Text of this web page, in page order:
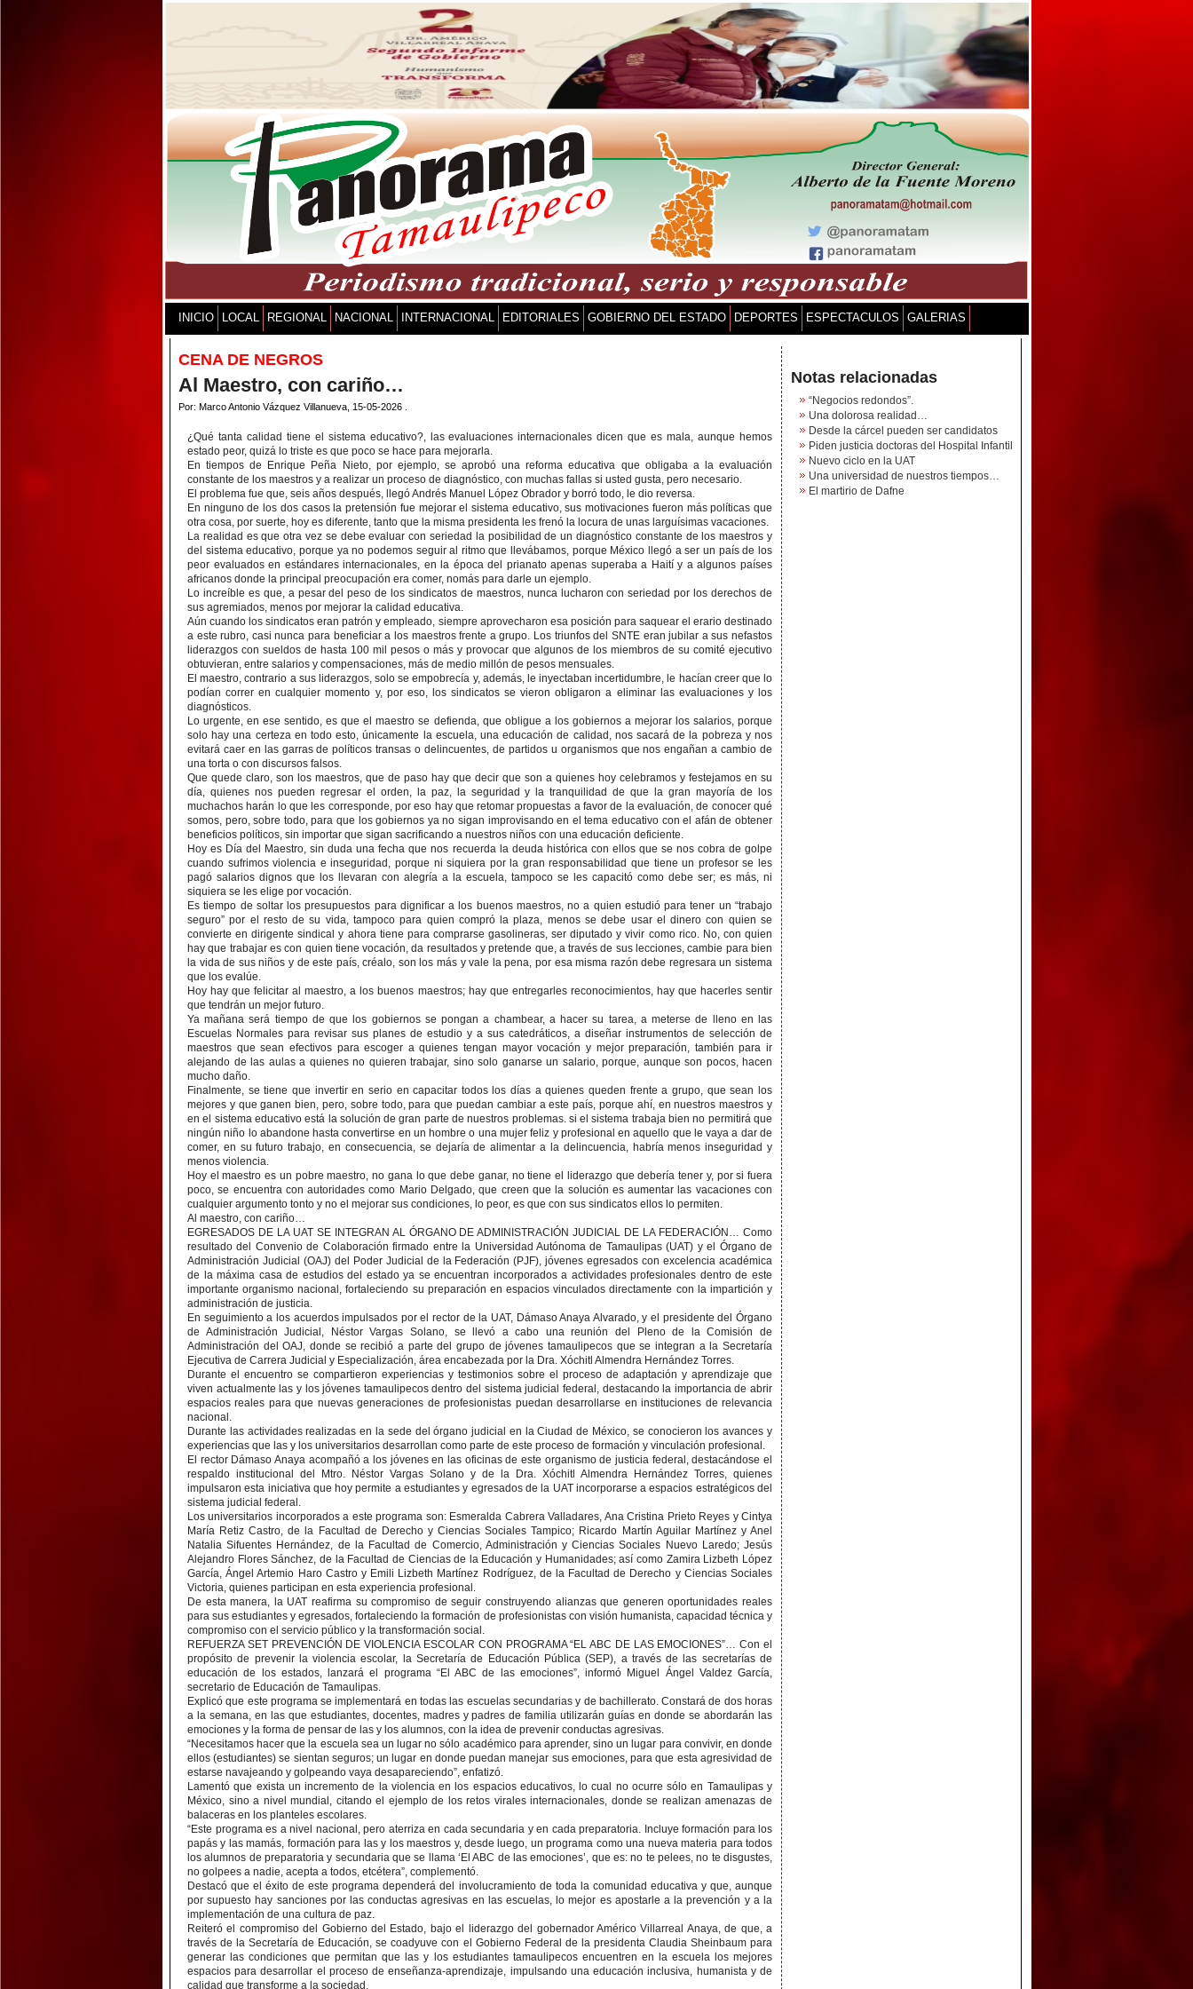
INICIO LOCAL REGIONAL NACIONAL INTERNACIONAL EDITORIALES GOBIERNO DEL ESTADO DEPORTES ESPECTACULOS GALERIAS
CENA DE NEGROS
Al Maestro, con cariño…
Por: Marco Antonio Vázquez Villanueva, 15-05-2026 .
¿Qué tanta calidad tiene el sistema educativo?, las evaluaciones internacionales dicen que es mala, aunque hemos
estado peor, quizá lo triste es que poco se hace para mejorarla.
En tiempos de Enrique Peña Nieto, por ejemplo, se aprobó una reforma educativa que obligaba a la evaluación
constante de los maestros y a realizar un proceso de diagnóstico, con muchas fallas si usted gusta, pero necesario.
El problema fue que, seis años después, llegó Andrés Manuel López Obrador y borró todo, le dio reversa.
En ninguno de los dos casos la pretensión fue mejorar el sistema educativo, sus motivaciones fueron más políticas que
otra cosa, por suerte, hoy es diferente, tanto que la misma presidenta les frenó la locura de unas larguísimas vacaciones.
La realidad es que otra vez se debe evaluar con seriedad la posibilidad de un diagnóstico constante de los maestros y
del sistema educativo, porque ya no podemos seguir al ritmo que llevábamos, porque México llegó a ser un país de los
peor evaluados en estándares internacionales, en la época del prianato apenas superaba a Haití y a algunos países
africanos donde la principal preocupación era comer, nomás para darle un ejemplo.
Lo increíble es que, a pesar del peso de los sindicatos de maestros, nunca lucharon con seriedad por los derechos de
sus agremiados, menos por mejorar la calidad educativa.
Aún cuando los sindicatos eran patrón y empleado, siempre aprovecharon esa posición para saquear el erario destinado
a este rubro, casi nunca para beneficiar a los maestros frente a grupo. Los triunfos del SNTE eran jubilar a sus nefastos
liderazgos con sueldos de hasta 100 mil pesos o más y provocar que algunos de los miembros de su comité ejecutivo
obtuvieran, entre salarios y compensaciones, más de medio millón de pesos mensuales.
El maestro, contrario a sus liderazgos, solo se empobrecía y, además, le inyectaban incertidumbre, le hacían creer que lo
podían correr en cualquier momento y, por eso, los sindicatos se vieron obligaron a eliminar las evaluaciones y los
diagnósticos.
Lo urgente, en ese sentido, es que el maestro se defienda, que obligue a los gobiernos a mejorar los salarios, porque
solo hay una certeza en todo esto, únicamente la escuela, una educación de calidad, nos sacará de la pobreza y nos
evitará caer en las garras de políticos transas o delincuentes, de partidos u organismos que nos engañan a cambio de
una torta o con discursos falsos.
Que quede claro, son los maestros, que de paso hay que decir que son a quienes hoy celebramos y festejamos en su
día, quienes nos pueden regresar el orden, la paz, la seguridad y la tranquilidad de que la gran mayoría de los
muchachos harán lo que les corresponde, por eso hay que retomar propuestas a favor de la evaluación, de conocer qué
somos, pero, sobre todo, para que los gobiernos ya no sigan improvisando en el tema educativo con el afán de obtener
beneficios políticos, sin importar que sigan sacrificando a nuestros niños con una educación deficiente.
Hoy es Día del Maestro, sin duda una fecha que nos recuerda la deuda histórica con ellos que se nos cobra de golpe
cuando sufrimos violencia e inseguridad, porque ni siquiera por la gran responsabilidad que tiene un profesor se les
pagó salarios dignos que los llevaran con alegría a la escuela, tampoco se les capacitó como debe ser; es más, ni
siquiera se les elige por vocación.
Es tiempo de soltar los presupuestos para dignificar a los buenos maestros, no a quien estudió para tener un “trabajo
seguro” por el resto de su vida, tampoco para quien compró la plaza, menos se debe usar el dinero con quien se
convierte en dirigente sindical y ahora tiene para comprarse gasolineras, ser diputado y vivir como rico. No, con quien
hay que trabajar es con quien tiene vocación, da resultados y pretende que, a través de sus lecciones, cambie para bien
la vida de sus niños y de este país, créalo, son los más y vale la pena, por esa misma razón debe regresara un sistema
que los evalúe.
Hoy hay que felicitar al maestro, a los buenos maestros; hay que entregarles reconocimientos, hay que hacerles sentir
que tendrán un mejor futuro.
Ya mañana será tiempo de que los gobiernos se pongan a chambear, a hacer su tarea, a meterse de lleno en las
Escuelas Normales para revisar sus planes de estudio y a sus catedráticos, a diseñar instrumentos de selección de
maestros que sean efectivos para escoger a quienes tengan mayor vocación y mejor preparación, también para ir
alejando de las aulas a quienes no quieren trabajar, sino solo ganarse un salario, porque, aunque son pocos, hacen
mucho daño.
Finalmente, se tiene que invertir en serio en capacitar todos los días a quienes queden frente a grupo, que sean los
mejores y que ganen bien, pero, sobre todo, para que puedan cambiar a este país, porque ahí, en nuestros maestros y
en el sistema educativo está la solución de gran parte de nuestros problemas. si el sistema trabaja bien no permitirá que
ningún niño lo abandone hasta convertirse en un hombre o una mujer feliz y profesional en aquello que le vaya a dar de
comer, en su futuro trabajo, en consecuencia, se dejaría de alimentar a la delincuencia, habría menos inseguridad y
menos violencia.
Hoy el maestro es un pobre maestro, no gana lo que debe ganar, no tiene el liderazgo que debería tener y, por si fuera
poco, se encuentra con autoridades como Mario Delgado, que creen que la solución es aumentar las vacaciones con
cualquier argumento tonto y no el mejorar sus condiciones, lo peor, es que con sus sindicatos ellos lo permiten.
Al maestro, con cariño…
EGRESADOS DE LA UAT SE INTEGRAN AL ÓRGANO DE ADMINISTRACIÓN JUDICIAL DE LA FEDERACIÓN… Como
resultado del Convenio de Colaboración firmado entre la Universidad Autónoma de Tamaulipas (UAT) y el Órgano de
Administración Judicial (OAJ) del Poder Judicial de la Federación (PJF), jóvenes egresados con excelencia académica
de la máxima casa de estudios del estado ya se encuentran incorporados a actividades profesionales dentro de este
importante organismo nacional, fortaleciendo su preparación en espacios vinculados directamente con la impartición y
administración de justicia.
En seguimiento a los acuerdos impulsados por el rector de la UAT, Dámaso Anaya Alvarado, y el presidente del Órgano
de Administración Judicial, Néstor Vargas Solano, se llevó a cabo una reunión del Pleno de la Comisión de
Administración del OAJ, donde se recibió a parte del grupo de jóvenes tamaulipecos que se integran a la Secretaría
Ejecutiva de Carrera Judicial y Especialización, área encabezada por la Dra. Xóchitl Almendra Hernández Torres.
Durante el encuentro se compartieron experiencias y testimonios sobre el proceso de adaptación y aprendizaje que
viven actualmente las y los jóvenes tamaulipecos dentro del sistema judicial federal, destacando la importancia de abrir
espacios reales para que nuevas generaciones de profesionistas puedan desarrollarse en instituciones de relevancia
nacional.
Durante las actividades realizadas en la sede del órgano judicial en la Ciudad de México, se conocieron los avances y
experiencias que las y los universitarios desarrollan como parte de este proceso de formación y vinculación profesional.
El rector Dámaso Anaya acompañó a los jóvenes en las oficinas de este organismo de justicia federal, destacándose el
respaldo institucional del Mtro. Néstor Vargas Solano y de la Dra. Xóchitl Almendra Hernández Torres, quienes
impulsaron esta iniciativa que hoy permite a estudiantes y egresados de la UAT incorporarse a espacios estratégicos del
sistema judicial federal.
Los universitarios incorporados a este programa son: Esmeralda Cabrera Valladares, Ana Cristina Prieto Reyes y Cintya
María Retiz Castro, de la Facultad de Derecho y Ciencias Sociales Tampico; Ricardo Martín Aguilar Martínez y Anel
Natalia Sifuentes Hernández, de la Facultad de Comercio, Administración y Ciencias Sociales Nuevo Laredo; Jesús
Alejandro Flores Sánchez, de la Facultad de Ciencias de la Educación y Humanidades; así como Zamira Lizbeth López
García, Ángel Artemio Haro Castro y Emili Lizbeth Martínez Rodríguez, de la Facultad de Derecho y Ciencias Sociales
Victoria, quienes participan en esta experiencia profesional.
De esta manera, la UAT reafirma su compromiso de seguir construyendo alianzas que generen oportunidades reales
para sus estudiantes y egresados, fortaleciendo la formación de profesionistas con visión humanista, capacidad técnica y
compromiso con el servicio público y la transformación social.
REFUERZA SET PREVENCIÓN DE VIOLENCIA ESCOLAR CON PROGRAMA “EL ABC DE LAS EMOCIONES”… Con el
propósito de prevenir la violencia escolar, la Secretaría de Educación Pública (SEP), a través de las secretarías de
educación de los estados, lanzará el programa “El ABC de las emociones”, informó Miguel Ángel Valdez García,
secretario de Educación de Tamaulipas.
Explicó que este programa se implementará en todas las escuelas secundarias y de bachillerato. Constará de dos horas
a la semana, en las que estudiantes, docentes, madres y padres de familia utilizarán guías en donde se abordarán las
emociones y la forma de pensar de las y los alumnos, con la idea de prevenir conductas agresivas.
“Necesitamos hacer que la escuela sea un lugar no sólo académico para aprender, sino un lugar para convivir, en donde
ellos (estudiantes) se sientan seguros; un lugar en donde puedan manejar sus emociones, para que esta agresividad de
estarse navajeando y golpeando vaya desapareciendo”, enfatizó.
Lamentó que exista un incremento de la violencia en los espacios educativos, lo cual no ocurre sólo en Tamaulipas y
México, sino a nivel mundial, citando el ejemplo de los retos virales internacionales, donde se realizan amenazas de
balaceras en los planteles escolares.
“Este programa es a nivel nacional, pero aterriza en cada secundaria y en cada preparatoria. Incluye formación para los
papás y las mamás, formación para las y los maestros y, desde luego, un programa como una nueva materia para todos
los alumnos de preparatoria y secundaria que se llama ‘El ABC de las emociones’, que es: no te pelees, no te disgustes,
no golpees a nadie, acepta a todos, etcétera”, complementó.
Destacó que el éxito de este programa dependerá del involucramiento de toda la comunidad educativa y que, aunque
por supuesto hay sanciones por las conductas agresivas en las escuelas, lo mejor es apostarle a la prevención y a la
implementación de una cultura de paz.
Reiteró el compromiso del Gobierno del Estado, bajo el liderazgo del gobernador Américo Villarreal Anaya, de que, a
través de la Secretaría de Educación, se coadyuve con el Gobierno Federal de la presidenta Claudia Sheinbaum para
generar las condiciones que permitan que las y los estudiantes tamaulipecos encuentren en la escuela los mejores
espacios para desarrollar el proceso de enseñanza-aprendizaje, impulsando una educación inclusiva, humanista y de
calidad que transforme a la sociedad.
Notas relacionadas
“Negocios redondos”.
Una dolorosa realidad…
Desde la cárcel pueden ser candidatos
Piden justicia doctoras del Hospital Infantil
Nuevo ciclo en la UAT
Una universidad de nuestros tiempos…
El martirio de Dafne